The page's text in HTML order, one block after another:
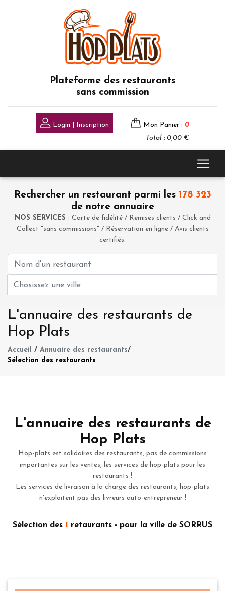
Plateforme des restaurants
sans commission
Login | Inscription Mon Panier : 0
Total : 0,00 €
Rechercher un restaurant parmi les 178 323
de notre annuaire
NOS SERVICES : Carte de fidélité / Remises clients / Click and
Collect "sans commissions" / Réservation en ligne / Avis clients
certifiés.
L'annuaire des restaurants de
Hop Plats
Accueil / Annuaire des restaurants/
Sélection des restaurants
L'annuaire des restaurants de
Hop Plats
Hop-plats est solidaires des restaurants, pas de commissions
importantes sur les ventes, les services de hop-plats pour les
restaurants !
Les services de livraison à la charge des restaurants, hop-plats
n'exploitent pas des livreurs auto-entrepreneur !
Sélection des 1 retaurants - pour la ville de SORRUS